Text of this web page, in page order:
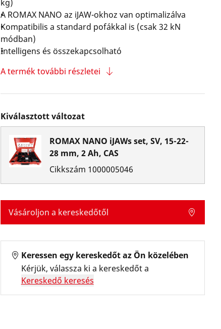
kg)
A ROMAX NANO az iJAW-okhoz van optimalizálva
Kompatibilis a standard pofákkal is (csak 32 kN
módban)
Intelligens és összekapcsolható
A termék további részletei
Kiválasztott változat
ROMAX NANO iJAWs set, SV, 15-22-
28 mm, 2 Ah, CAS
Cikkszám 1000005046
Vásároljon a kereskedőtől
Keressen egy kereskedőt az Ön közelében
Kérjük, válassza ki a kereskedőt a
Kereskedő keresés